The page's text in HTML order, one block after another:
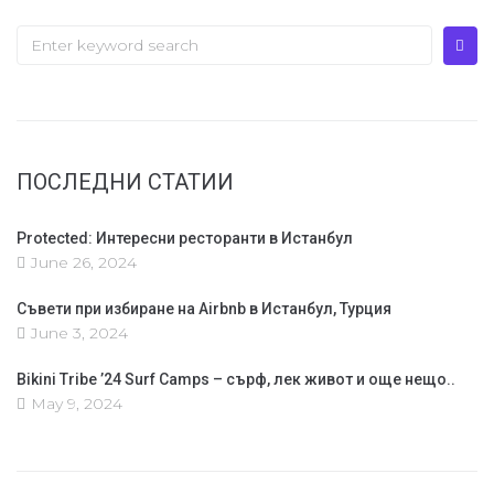
ПОСЛЕДНИ СТАТИИ
Protected: Интересни ресторанти в Истанбул
June 26, 2024
Съвети при избиране на Airbnb в Истанбул, Турция
June 3, 2024
Bikini Tribe ’24 Surf Camps – сърф, лек живот и още нещо..
May 9, 2024